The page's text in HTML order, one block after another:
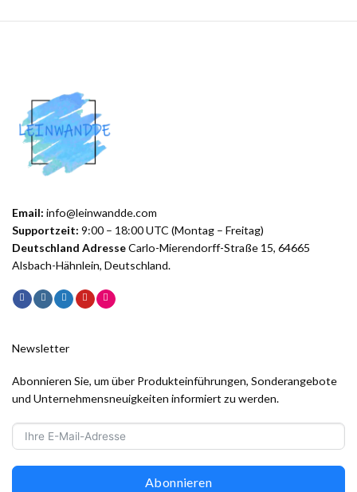
Email: info@leinwandde.com
Supportzeit: 9:00 – 18:00 UTC (Montag – Freitag)
Deutschland AdresseCarlo-Mierendorff-Straße 15, 64665
Alsbach-Hähnlein, Deutschland.
Newsletter
Abonnieren Sie, um über Produkteinführungen, Sonderangebote
und Unternehmensneuigkeiten informiert zu werden.
Abonnieren